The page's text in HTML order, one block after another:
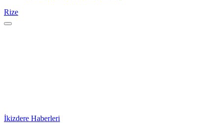
Rize
İkizdere Haberleri